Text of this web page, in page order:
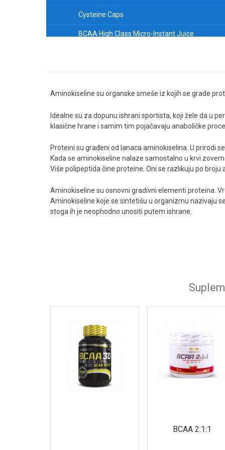
Cysteine Caps
BCAA High Class Micro-Instant Juice
GABA-Plus
DMAE Caps
Mega Taurine Caps
NAC (N-Acetyl-Cysteine)
Tyrosine Caps
PHENYLALANINE
5-HTP
L-Glutamine
BCAA High Class Micro-Instant Juice
Amix AMINO HYDRO 32
Aminokiseline su organske smeše iz kojih se grade
Idealne su za dopunu ishrani sportista, koji žele da u
klasične hrane i samim tim pojačavaju anaboličke
Proteini su građeni od lanaca aminokiselina. U prirodi
Kada se aminokiseline nalaze samostalno u krvi
Više polipeptida čine proteine. Oni se razlikuju po
Aminokiseline su osnovni gradivni elementi proteina.
Aminokiseline koje se sintetišu u organizmu nazivaju
stoga ih je neophodno unositi putem ishrane.
BCAA 2:1:1